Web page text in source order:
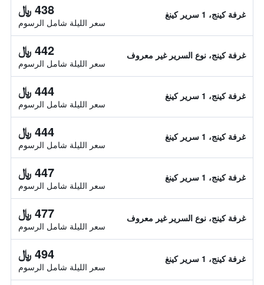
غرفة كينج، 1 سرير كينغ 438 ﷼
سعر الليلة شامل الرسوم
غرفة كينج، نوع السرير غير معروف 442 ﷼
سعر الليلة شامل الرسوم
غرفة كينج، 1 سرير كينغ 444 ﷼
سعر الليلة شامل الرسوم
غرفة كينج، 1 سرير كينغ 444 ﷼
سعر الليلة شامل الرسوم
غرفة كينج، 1 سرير كينغ 447 ﷼
سعر الليلة شامل الرسوم
غرفة كينج، نوع السرير غير معروف 477 ﷼
سعر الليلة شامل الرسوم
غرفة كينج، 1 سرير كينغ 494 ﷼
سعر الليلة شامل الرسوم